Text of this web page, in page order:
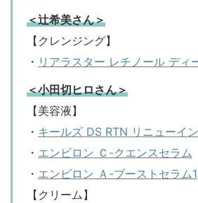
＜辻希美さん＞
【クレンジング】
・ リアラスター レチノール ディ
＜小田切ヒロさん＞
【美容液】
・ キールズ DS RTN リニューイ
・ エンビロン Ｃ-クエンスセラム
・ エンビロン Ａ-ブーストセラム1
【クリーム】